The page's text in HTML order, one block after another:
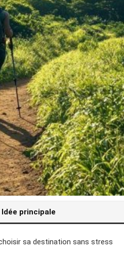
Idée principale
sa destination sans stress